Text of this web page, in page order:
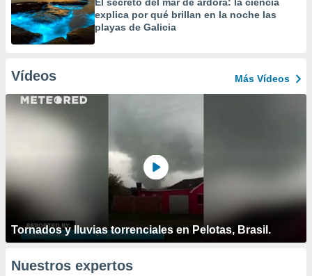
explica por qué brillan en la noche las
playas de Galicia
Vídeos Más Vídeos
Tornados y lluvias torrenciales en Pelotas, Brasil.
Nuestros expertos